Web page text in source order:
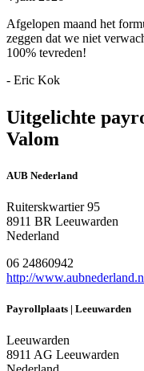
Afgelopen maand het
zeggen dat we niet
100% tevreden!
- Eric Kok
Uitgelichte
Valom
AUB Nederland
Ruiterskwartier 95
8911 BR Leeuwarden
Nederland
06 24860942
http://
Payrollplaats | Leeuwarden
Leeuwarden
8911 AG Leeuwarden